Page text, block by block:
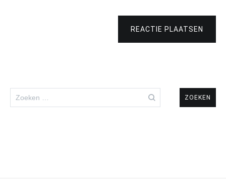
REACTIE PLAATSEN
naar: